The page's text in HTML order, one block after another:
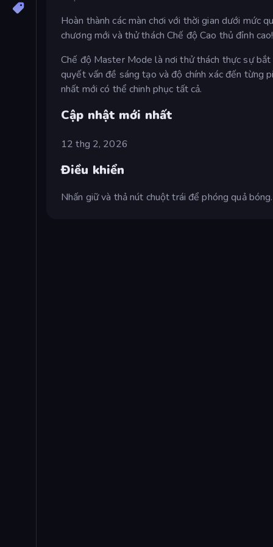
Hoàn thành các màn chơi với thời gian dưới mức
chương mới và thử thách Chế độ Cao thủ đỉnh cao!
Chế độ Master Mode là nơi thử thách thực sự
quyết vấn đề sáng tạo và độ chính xác đến từng
nhất mới có thể chinh phục tất cả.
Cập nhật mới nhất
12 thg 2, 2026
Điều khiển
Nhấn giữ và thả nút chuột trái để phóng quả bóng.